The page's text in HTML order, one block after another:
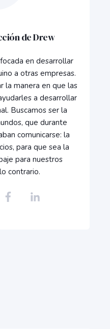
de Drew
en desarrollar
a otras empresas.
la manera en que las
a desarrollar
Buscamos ser la
que durante
comunicarse: la
para que sea la
para nuestros
contrario.